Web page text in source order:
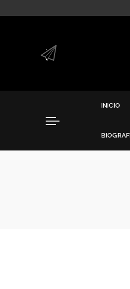
.
.
INICIO